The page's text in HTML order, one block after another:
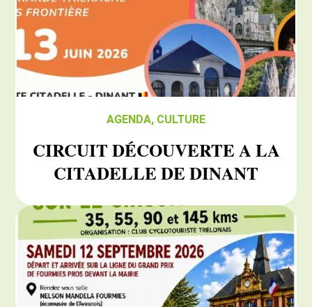
AGENDA, CULTURE
CIRCUIT DÉCOUVERTE A LA
CITADELLE DE DINANT